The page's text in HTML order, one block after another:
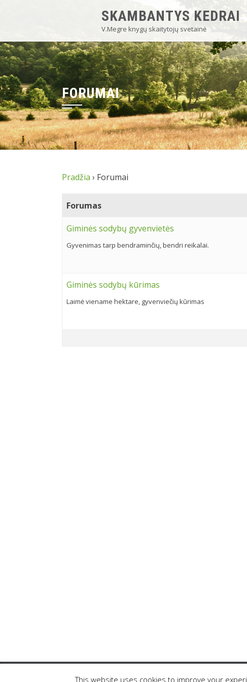
SKAMBANTYS KEDRAI
V.Megre knygų skaitytojų svetainė
FORUMAI
Pradžia › Forumai
Forumas
Giminės sodybų gyvenvietės
Gyvenimas tarp bendraminčių, bendri reikalai.
Giminės sodybų kūrimas
Laimė viename hektare, gyvenviečių kūrimas
© 2016 anastasija.lt |projektą remia -Amber
This website uses cookies to improve your